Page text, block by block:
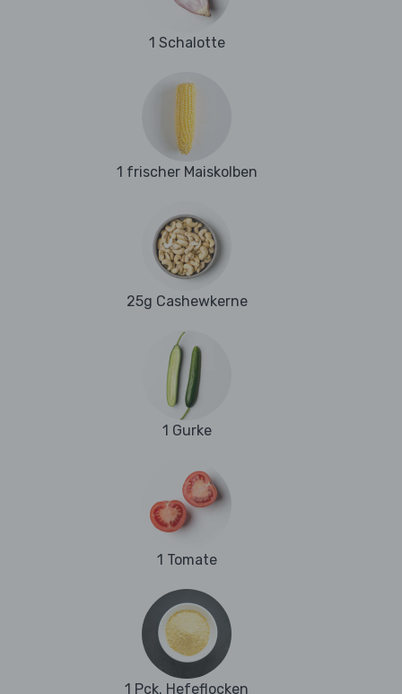
1 Schalotte
1 frischer Maiskolben
25g Cashewkerne
1 Gurke
1 Tomate
1 Pck. Hefeflocken